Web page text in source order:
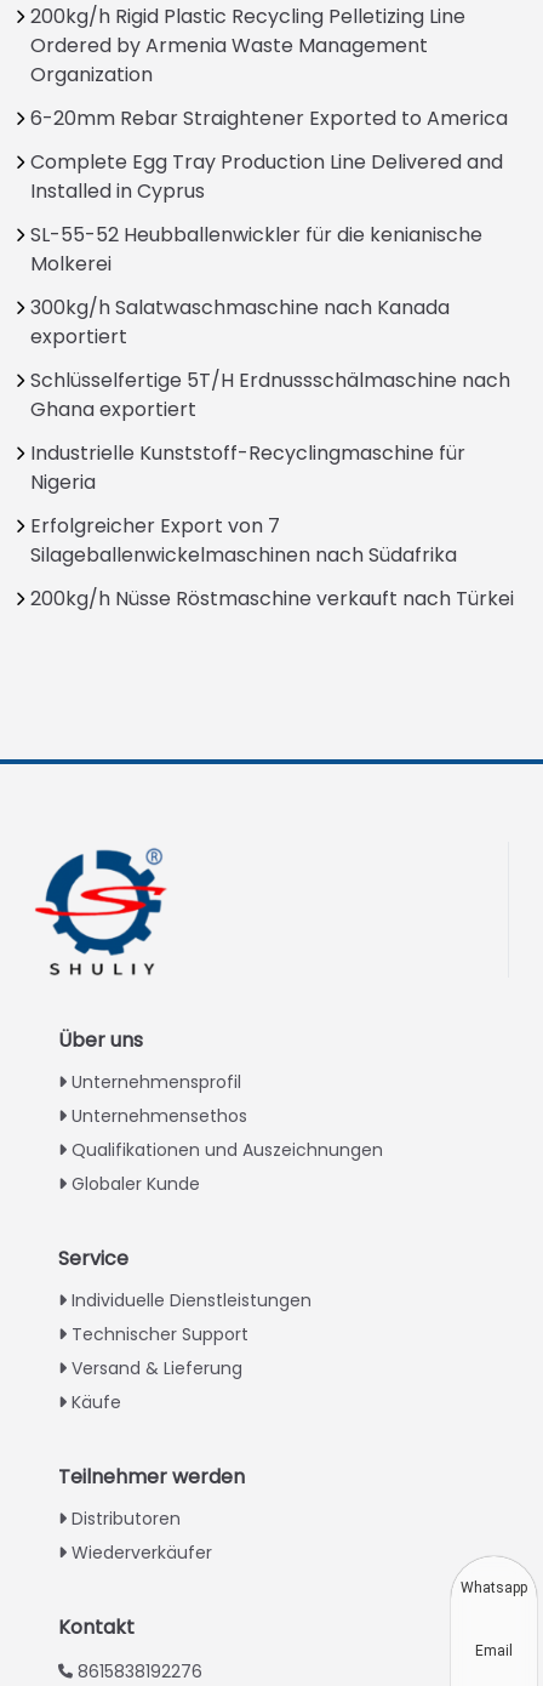
200kg/h Rigid Plastic Recycling Pelletizing Line
Ordered by Armenia Waste Management
Organization
6-20mm Rebar Straightener Exported to America
Complete Egg Tray Production Line Delivered and
Installed in Cyprus
SL-55-52 Heubballenwickler für die kenianische
Molkerei
300kg/h Salatwaschmaschine nach Kanada
exportiert
Schlüsselfertige 5T/H Erdnussschälmaschine nach
Ghana exportiert
Industrielle Kunststoff-Recyclingmaschine für
Nigeria
Erfolgreicher Export von 7
Silageballenwickelmaschinen nach Südafrika
200kg/h Nüsse Röstmaschine verkauft nach Türkei
Über uns
Unternehmensprofil
Unternehmensethos
Qualifikationen und Auszeichnungen
Globaler Kunde
Service
Individuelle Dienstleistungen
Technischer Support
Versand & Lieferung
Käufe
Teilnehmer werden
Distributoren
Wiederverkäufer
Kontakt
8615838192276
Japanese
Urdu
Greek
Italian
Whatsapp
Email